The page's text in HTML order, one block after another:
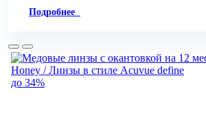
Подробнее
до 34%